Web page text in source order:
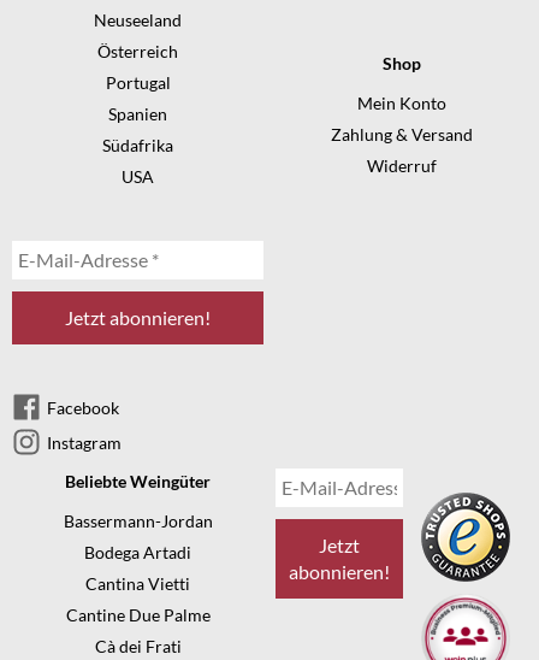
Neuseeland
Österreich
Portugal
Spanien
Südafrika
USA
Facebook
Instagram
Shop
Mein Konto
Zahlung & Versand
Widerruf
Beliebte Weingüter
Bassermann-Jordan
Bodega Artadi
Cantina Vietti
Cantine Due Palme
Cà dei Frati